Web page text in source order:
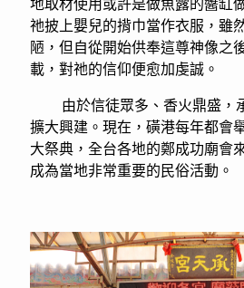
地取材使用或許是做魚露的醬缸
祂披上嬰兒的揹巾當作衣服，雖
陋，但自從開始供奉這尊神像之
載，對祂的信仰便愈加虔誠。
由於信徒眾多、香火鼎盛，
擴大興建。現在，磺港每年都會
大祭典，全台各地的鄭成功廟會
成為當地非常重要的民俗活動。